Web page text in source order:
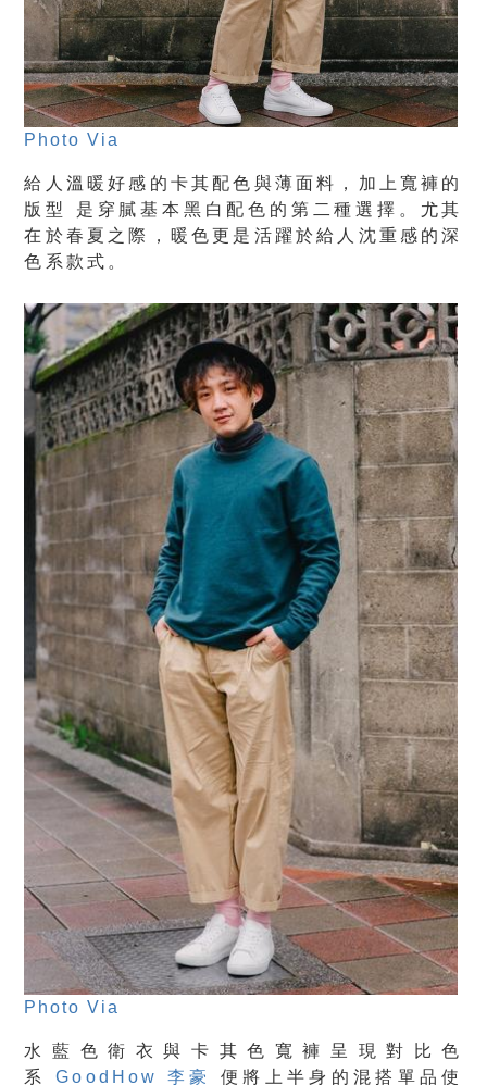
Photo Via
給人溫暖好感的卡其配色與薄面料，加上寬褲的
版型 是穿膩基本黑白配色的第二種選擇。尤其
在於春夏之際，暖色更是活躍於給人沈重感的深
色系款式。
Photo Via
水藍色衛衣與卡其色寬褲呈現對比色
系GoodHow 李豪
便將上半身的混搭單品使